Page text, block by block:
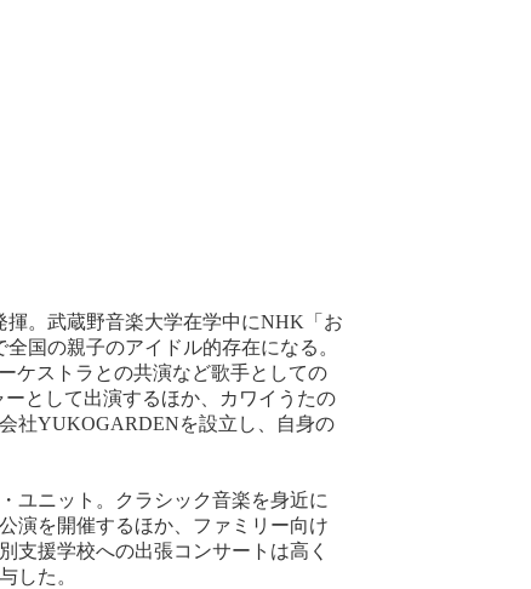
。武蔵野音楽大学在学中にNHK「お
国の親子のアイドル的存在になる。
ケストラとの共演など歌手としての
として出演するほか、カワイうたの
社YUKOGARDENを設立し、自身の
ユニット。クラシック音楽を身近に
演を開催するほか、ファミリー向け
支援学校への出張コンサートは高く
した。